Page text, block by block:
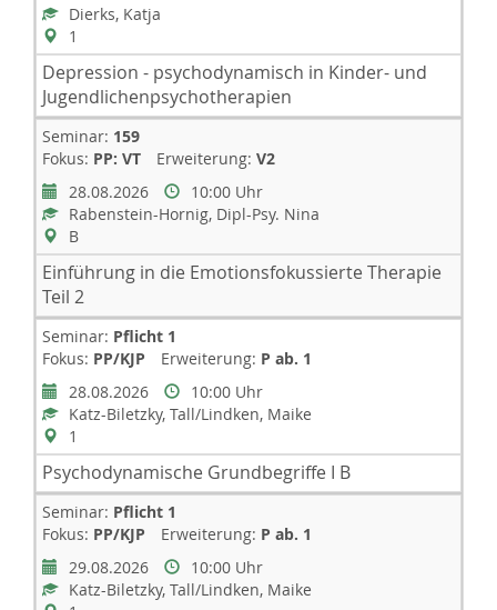
Dierks, Katja
1
Depression - psychodynamisch in Kinder- und
Jugendlichenpsychotherapien
Seminar: 159
Fokus: PP: VT Erweiterung: V2
28.08.2026
10:00 Uhr
Rabenstein-Hornig, Dipl-Psy. Nina
B
Einführung in die Emotionsfokussierte Therapie
Teil 2
Seminar: Pflicht 1
Fokus: PP/KJP Erweiterung: P ab. 1
28.08.2026
10:00 Uhr
Katz-Biletzky, Tall/Lindken, Maike
1
Psychodynamische Grundbegriffe I B
Seminar: Pflicht 1
Fokus: PP/KJP Erweiterung: P ab. 1
29.08.2026
10:00 Uhr
Katz-Biletzky, Tall/Lindken, Maike